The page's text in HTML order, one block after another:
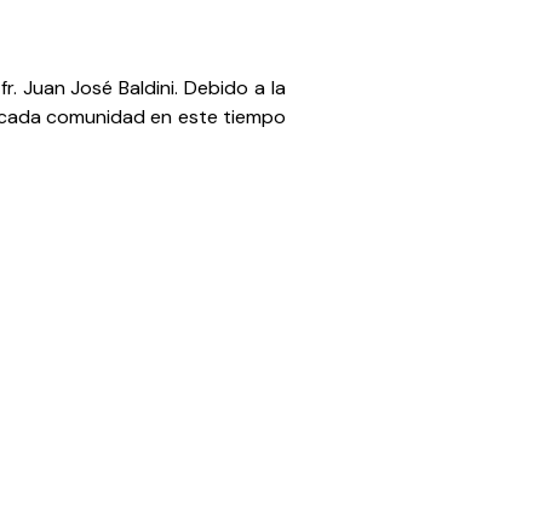
Juan José Baldini. Debido a la
comunidad en este tiempo